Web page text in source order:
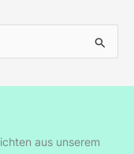
aus unserem